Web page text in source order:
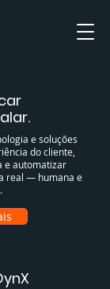
e soluções
do cliente,
e automatizar
real — humana e